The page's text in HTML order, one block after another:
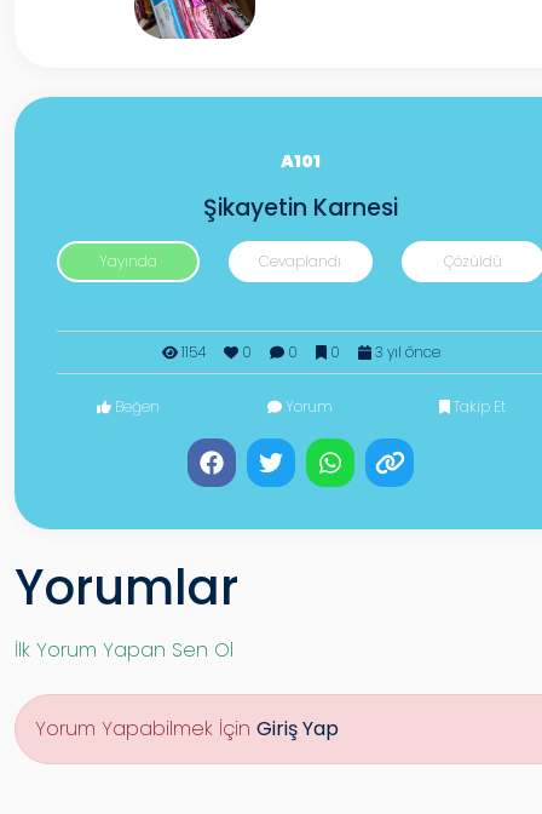
A101
Şikayetin Karnesi
Yayında Cevaplandı Çözüldü
1154 0 0 0 3 yıl önce
Beğen Yorum Takip Et
Yorumlar
İlk Yorum Yapan Sen Ol
Yorum Yapabilmek İçin Giriş Yap